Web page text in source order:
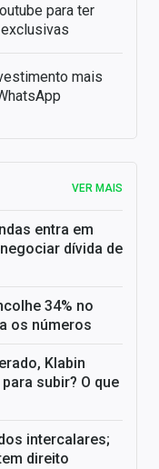
para ter
mais
VER MAIS
entra em
dívida de
34% no
os números
Klabin
subir? O que
intercalares;
direito